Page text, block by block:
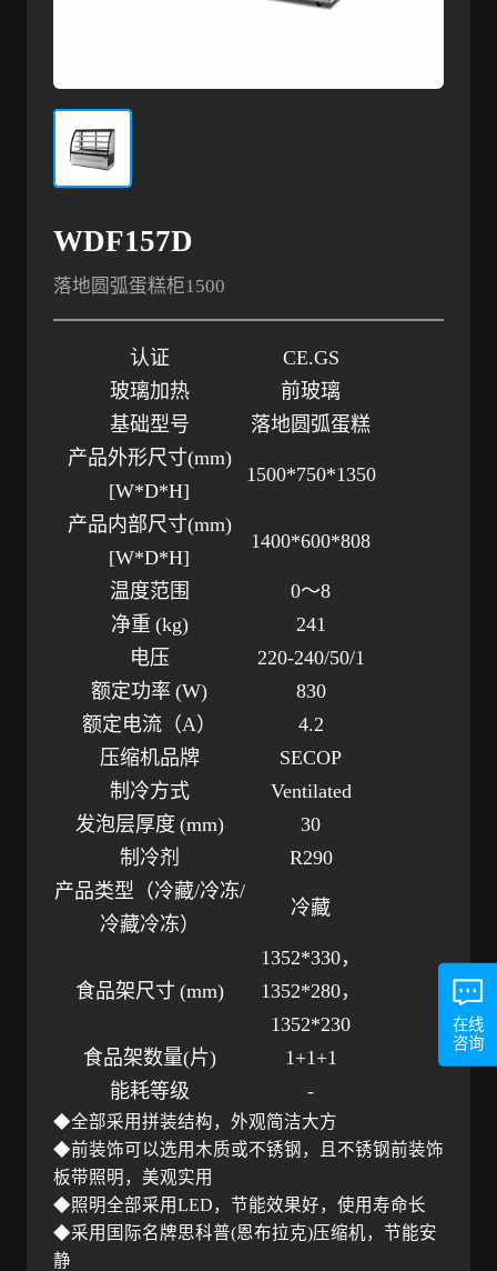
WDF157D
落地圆弧蛋糕柜1500
认证
CE.GS
玻璃加热
前玻璃
基础型号
落地圆弧蛋糕
产品外形尺寸(mm)
[W*D*H]
1500*750*1350
产品内部尺寸(mm)
[W*D*H]
1400*600*808
温度范围
0～8
净重 (kg)
241
电压
220-240/50/1
额定功率 (W)
830
额定电流（A）
4.2
压缩机品牌
SECOP
制冷方式
Ventilated
发泡层厚度 (mm)
30
制冷剂
R290
产品类型（冷藏/冷冻/
冷藏冷冻）
冷藏
食品架尺寸 (mm)
1352*330，
1352*280，
1352*230
食品架数量(片)
1+1+1
能耗等级
-
◆全部采用拼装结构，外观简洁大方
◆前装饰可以选用木质或不锈钢，且不锈钢前装饰
板带照明，美观实用
◆照明全部采用LED，节能效果好，使用寿命长
◆采用国际名牌思科普(恩布拉克)压缩机，节能安
静
在线
咨询